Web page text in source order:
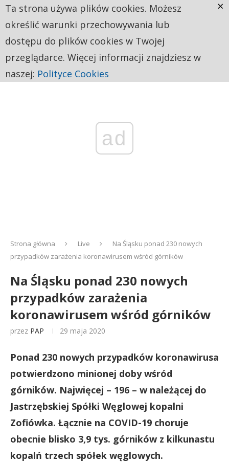
ad
Strona główna Live
Na Śląsku ponad 230 nowych
przypadków zarażenia koronawirusem wśród górników
Na Śląsku ponad 230 nowych
przypadków zarażenia
koronawirusem wśród górników
przez PAP 29 maja 2020
Ponad 230 nowych przypadków koronawirusa
potwierdzono minionej doby wśród
górników. Najwięcej – 196 – w należącej do
Jastrzębskiej Spółki Węglowej kopalni
Zofiówka. Łącznie na COVID-19 choruje
obecnie blisko 3,9 tys. górników z kilkunastu
kopalń trzech spółek węglowych.
Ta strona używa plików cookies. Możesz
określić warunki przechowywania lub
dostępu do plików cookies w Twojej
przeglądarce. Więcej informacji znajdziesz w
naszej: Polityce Cookies
×